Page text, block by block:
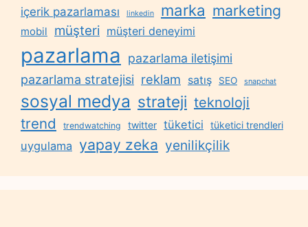
içerik pazarlaması linkedin marka marketing
mobil müşteri müşteri deneyimi
pazarlama
pazarlama iletişimi
pazarlama stratejisi reklam satış SEO snapchat
sosyal medya strateji teknoloji
trend trendwatching twitter tüketici tüketici trendleri
uygulama yapay zeka yenilikçilik